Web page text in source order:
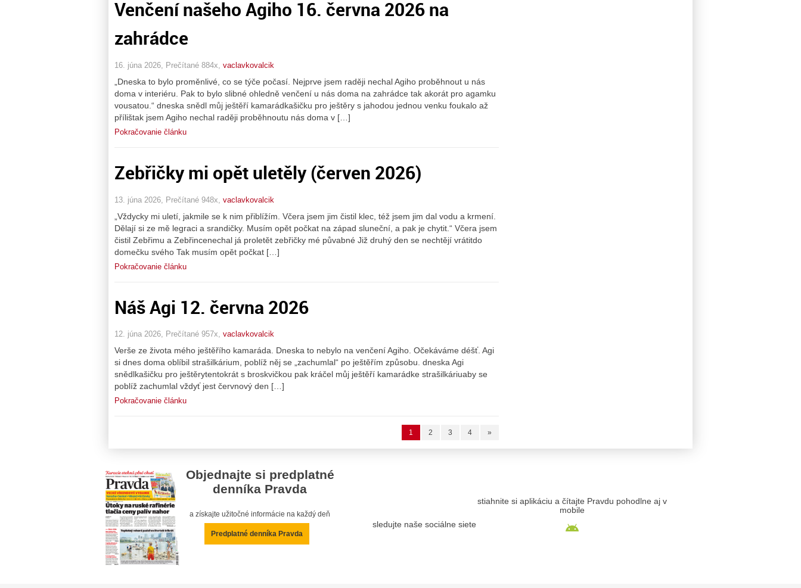
Venčení našeho Agiho 16. června 2026 na
zahrádce
16. júna 2026, Prečítané 884x, vaclavkovalcik
„Dneska to bylo proměnlivé, co se týče počasí. Nejprve jsem raději nechal Agiho proběhnout u nás
doma v interiéru. Pak to bylo slibné ohledně venčení u nás doma na zahrádce tak akorát pro agamku
vousatou.“ dneska snědl můj ještěří kamarádkašičku pro ještěry s jahodou jednou venku foukalo až
přílištak jsem Agiho nechal raději proběhnoutu nás doma v […]
Pokračovanie článku
Zebřičky mi opět uletěly (červen 2026)
13. júna 2026, Prečítané 948x, vaclavkovalcik
„Vždycky mi uletí, jakmile se k nim přiblížím. Včera jsem jim čistil klec, též jsem jim dal vodu a krmení.
Dělají si ze mě legraci a srandičky. Musím opět počkat na západ sluneční, a pak je chytit.“ Včera jsem
čistil Zebřimu a Zebřincenechal já proletět zebřičky mé půvabné Již druhý den se nechtějí vrátitdo
domečku svého Tak musím opět počkat […]
Pokračovanie článku
Náš Agi 12. června 2026
12. júna 2026, Prečítané 957x, vaclavkovalcik
Verše ze života mého ještěřího kamaráda. Dneska to nebylo na venčení Agiho. Očekáváme déšť. Agi
si dnes doma oblíbil strašilkárium, poblíž něj se „zachumlal“ po ještěřím způsobu. dneska Agi
snědlkašičku pro ještěrytentokrát s broskvičkou pak kráčel můj ještěří kamarádke strašilkáriuaby se
poblíž zachumlal vždyť jest červnový den […]
Pokračovanie článku
1 2 3 4 »
Objednajte si predplatné
denníka Pravda
a získajte užitočné informácie na každý deň
Predplatné denníka Pravda
sledujte naše sociálne siete
stiahnite si aplikáciu a čítajte Pravdu pohodlne aj v
mobile